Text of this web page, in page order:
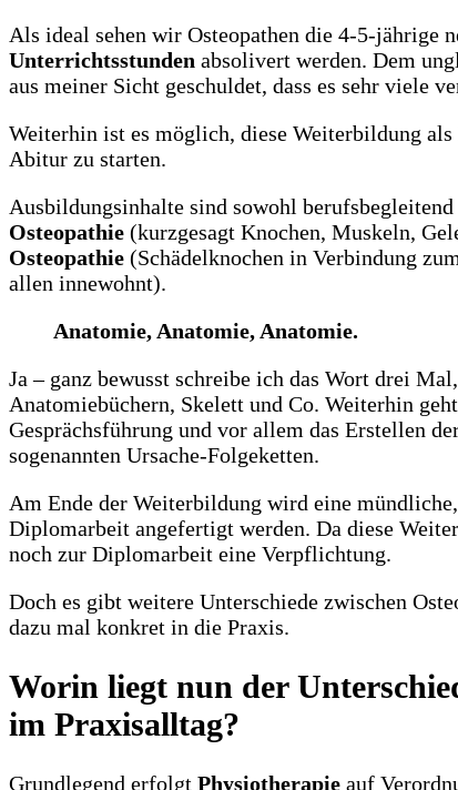
Als ideal sehen wir Osteopathen die 4-5-jährige
Unterrichtsstunden absolivert werden. Dem
aus meiner Sicht geschuldet, dass es sehr viele
Weiterhin ist es möglich, diese Weiterbildung
Abitur zu starten.
Ausbildungsinhalte sind sowohl
Osteopathie (kurzgesagt Knochen, Muskeln,
Osteopathie (Schädelknochen in Verbindung
allen innewohnt).
Anatomie, Anatomie, Anatomie.
Ja – ganz bewusst schreibe ich das Wort drei
Anatomiebüchern, Skelett und Co. Weiterhin
Gesprächsführung und vor allem das Erstellen
sogenannten Ursache-Folgeketten.
Am Ende der Weiterbildung wird eine
Diplomarbeit angefertigt werden. Da diese
noch zur Diplomarbeit eine Verpflichtung.
Doch es gibt weitere Unterschiede zwischen
dazu mal konkret in die Praxis.
Worin liegt nun der
im Praxisalltag?
Grundlegend erfolgt Physiotherapie auf